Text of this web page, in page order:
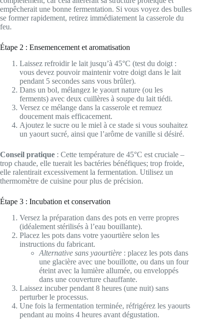
empêcherait une bonne fermentation. Si vous voyez des bulles
se former rapidement, retirez immédiatement la casserole du
feu.
Étape 2 : Ensemencement et aromatisation
Laissez refroidir le lait jusqu’à 45°C (test du doigt :
vous devez pouvoir maintenir votre doigt dans le lait
pendant 5 secondes sans vous brûler).
Dans un bol, mélangez le yaourt nature (ou les
ferments) avec deux cuillères à soupe du lait tiédi.
Versez ce mélange dans la casserole et remuez
doucement mais efficacement.
Ajoutez le sucre ou le miel à ce stade si vous souhaitez
un yaourt sucré, ainsi que l’arôme de vanille si désiré.
Conseil pratique : Cette température de 45°C est cruciale –
trop chaude, elle tuerait les bactéries bénéfiques; trop froide,
elle ralentirait excessivement la fermentation. Utilisez un
thermomètre de cuisine pour plus de précision.
Étape 3 : Incubation et conservation
Versez la préparation dans des pots en verre propres
(idéalement stérilisés à l’eau bouillante).
Placez les pots dans votre yaourtière selon les
instructions du fabricant.
Alternative sans yaourtière : placez les pots dans
une glacière avec une bouillotte, ou dans un four
éteint avec la lumière allumée, ou enveloppés
dans une couverture chauffante.
Laissez incuber pendant 8 heures (une nuit) sans
perturber le processus.
Une fois la fermentation terminée, réfrigérez les yaourts
pendant au moins 4 heures avant dégustation.